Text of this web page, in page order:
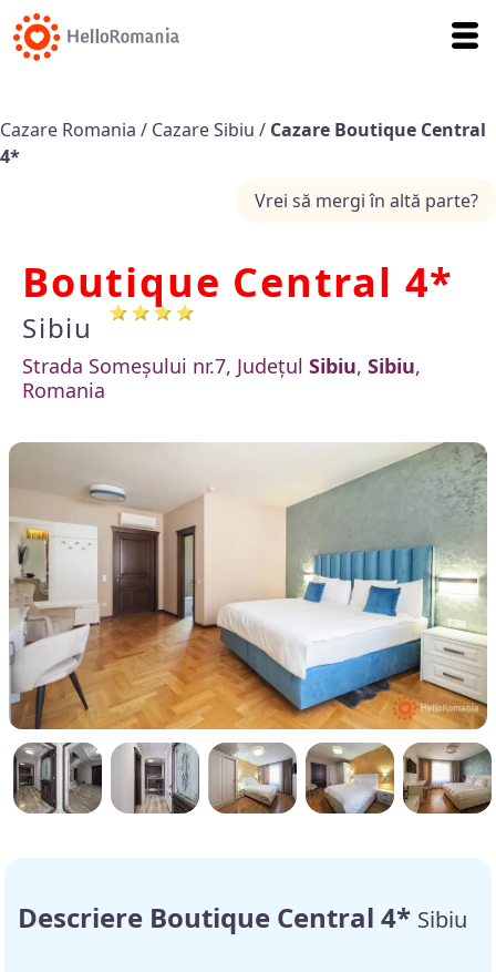
Cazare Romania / Cazare Sibiu / Cazare Boutique Central
4*
Vrei să mergi în altă parte?
Boutique Central 4*
Sibiu
Strada Someșului nr.7, Județul Sibiu, Sibiu,
Romania
Descriere Boutique Central 4* Sibiu